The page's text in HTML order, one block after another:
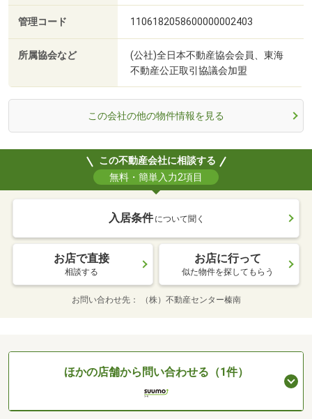
管理コード 1106182058600000002403
所属協会など
(公社)全日本不動産協会会員、東海
不動産公正取引協議会加盟
この会社の他の物件情報を見る
この不動産会社に相談する
無料・簡単入力2項目
入居条件 について聞く
お店で直接
相談する
お店に行って
似た物件を探してもらう
お問い合わせ先 （株）不動産センター榛南
ほかの店舗から問い合わせる（1件）